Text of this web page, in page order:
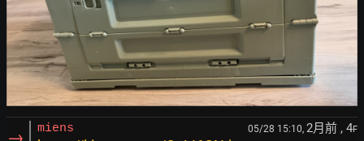
miens 05/28 15:10, 2月前 , 4F